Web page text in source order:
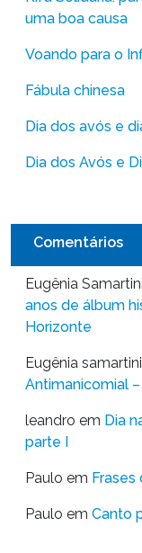
uma boa causa
Voando para o
Fábula chinesa
Dia dos avós e
Dia dos Avós e
Comentários
Eugênia Samartini
anos de álbum
Horizonte
Eugênia samartini
Antimanicomial
leandro em Dia
parte I
Paulo em Frases
Paulo em Canto